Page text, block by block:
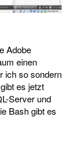
Adobe
einen
ich so sondern
gibt es jetzt
Server und
Bash gibt es